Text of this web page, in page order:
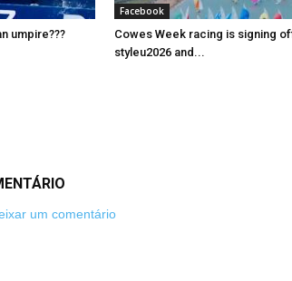
umpire???
Facebook
Cowes Week racing is signing
styleu2026 and...
um comentário